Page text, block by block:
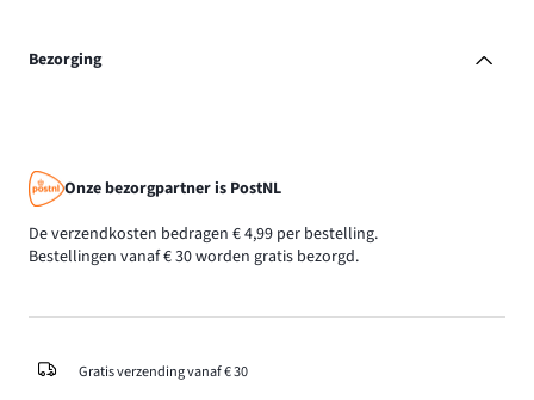
Bezorging
Onze bezorgpartner is PostNL
De verzendkosten bedragen € 4,99 per bestelling.
Bestellingen vanaf € 30 worden gratis bezorgd.
Gratis verzending vanaf € 30